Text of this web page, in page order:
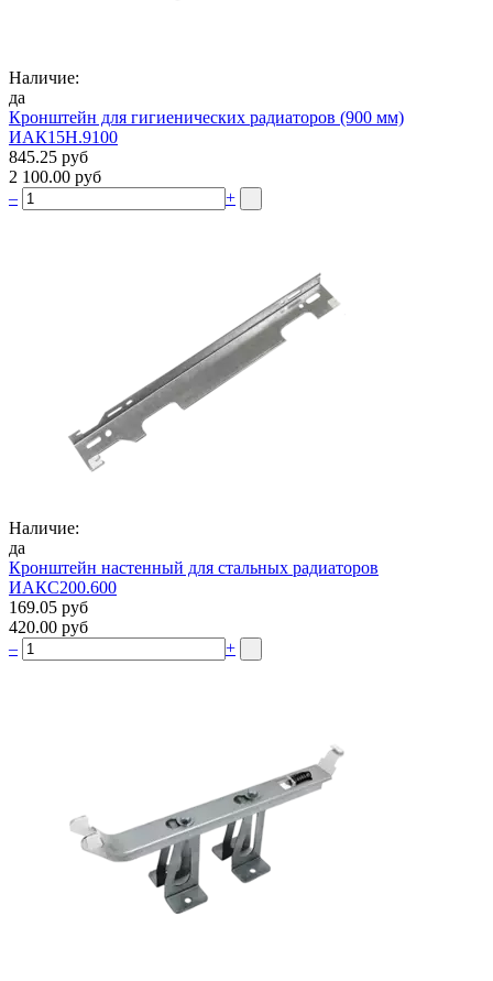
Наличие:
да
Кронштейн для гигиенических радиаторов (900 мм)
ИАК15Н.9100
845.25 руб
2 100.00 руб
–
+
Наличие:
да
Кронштейн настенный для стальных радиаторов
ИАКС200.600
169.05 руб
420.00 руб
–
+